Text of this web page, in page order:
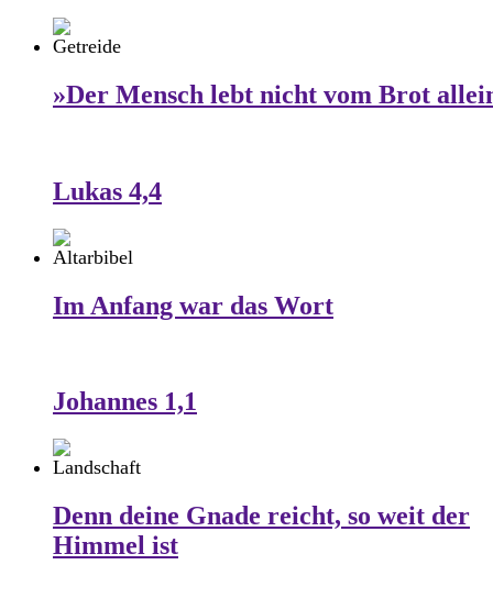
»Der Mensch lebt nicht vom Brot
Lukas 4,4
Im Anfang war das Wort
Johannes 1,1
Denn deine Gnade reicht, so weit der
Himmel ist